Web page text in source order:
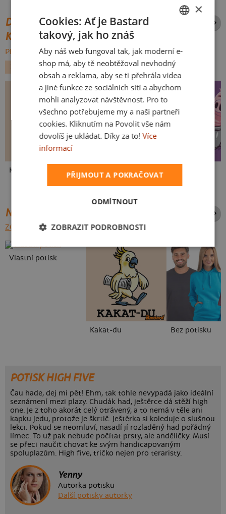
DALŠÍ POTISKY ZE STEJNÉ
KATEGORIE
PROCHÁZET VŠE:
ZVÍŘÁTKA
Kakat-du
NEJPRODÁVANĚJŠÍ POTISKY
ZOBRAZIT VŠECHNY
Vlastní potisk
Kakat-du Bez potisku
POTISK HIGH FIVE
Čau hade, dej mi pět! Ehm, tak tohle nevypadá jako ideální
seznámení mezi plazy. Chudák had, ještěrce dá stěží high
one. Je z toho akorát celý otrávený, a to nemá v těle ani
kapku jedu, protože je škrtič. Ještěrka si koleduje o slušnou
lekci. Pokud se neomluví, nasadí jí rozladěný had pořádný
límec. To už pak nebude počítat prsty, ale andělíčky. Musí
se přeci naučit chovat ke svým handicapovaným
spoluplazům. High five, tričko nejen pro teraristy.
Yenny
Autorka potisku
Další potisky autorky
SLOVAK
×
Cookies: Ať je Bastard
takový, jak ho znáš
Aby náš web fungoval tak, jak moderní e-
shop má, aby tě neobtěžoval nevhodný
obsah a reklama, aby se ti přehrála videa
a jiné funkce ze sociálních sítí a abychom
mohli analyzovat návštěvnost. Pro to
všechno potřebujeme my a naši partneři
cookies. Kliknutím na Povolit vše nám
dovolíš je ukládat. Díky za to! Více
informací
PŘIJMOUT A POKRAČOVAT
ODMÍTNOUT
ZOBRAZIT PODROBNOSTI